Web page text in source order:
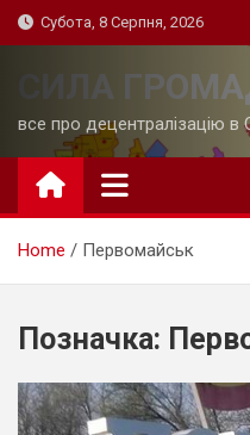
Skip
to
Субота, 8 Серпня, 2026
СИЛА
все про децентралізацію в
Home Первомайськ
Позначка: